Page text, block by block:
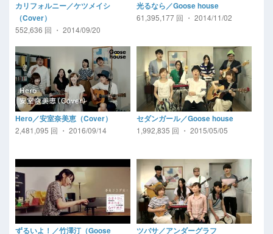
カリフォルニー／ケツメイシ
（Cover）
552,636 回 ・ 2014/09/20
光るなら／Goose house
61,395,177 回 ・ 2014/11/02
Hero／安室奈美恵（Cover）
2,481,095 回 ・ 2016/09/14
セダンガール／Goose house
1,992,835 回 ・ 2015/05/05
ずるいよ！／竹澤汀（Goose
ツバサ／アンダーグラフ